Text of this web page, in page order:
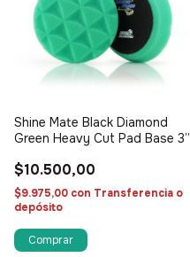
Shine Mate Black Diamond
Green Heavy Cut Pad Base 3”
$10.500,00
$9.975,00 con Transferencia o
depósito